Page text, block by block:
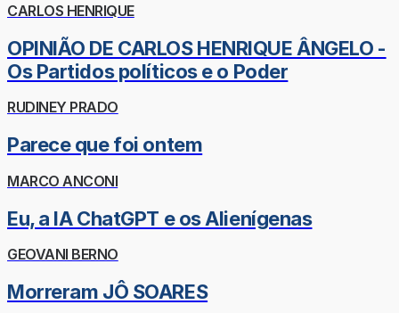
CARLOS HENRIQUE
OPINIÃO DE CARLOS HENRIQUE ÂNGELO -
Os Partidos políticos e o Poder
RUDINEY PRADO
Parece que foi ontem
MARCO ANCONI
Eu, a IA ChatGPT e os Alienígenas
GEOVANI BERNO
Morreram JÔ SOARES